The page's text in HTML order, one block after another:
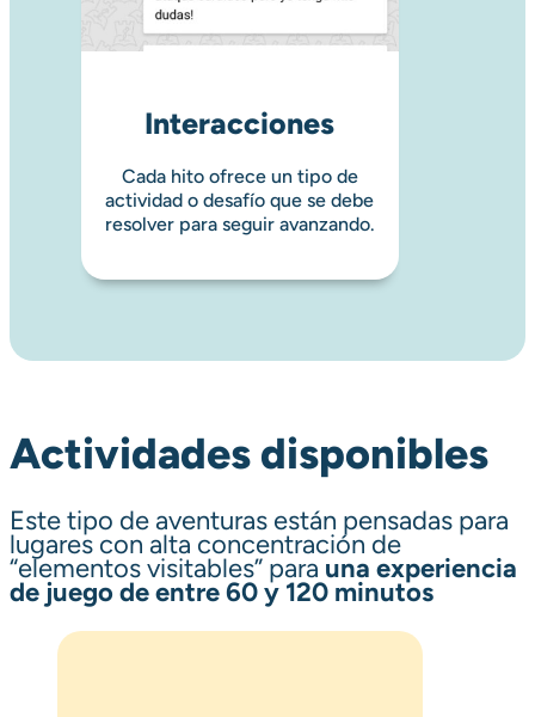
Interacciones
Cada hito ofrece un tipo de
actividad o desafío que se debe
resolver para seguir avanzando.
Actividades disponibles
Este tipo de aventuras están pensadas para
lugares con alta concentración de
“elementos visitables” para una experiencia
de juego de entre 60 y 120 minutos